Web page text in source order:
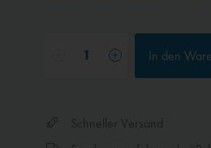
In den